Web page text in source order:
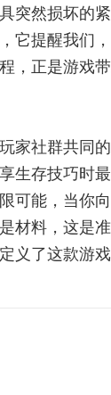
突然损坏的
它提醒我们
，正是游戏带
家社群共同
生存技巧时
可能，当你
材料，这是
义了这款游